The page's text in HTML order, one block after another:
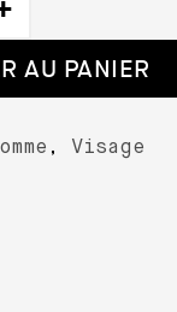
AU PANIER
, Visage